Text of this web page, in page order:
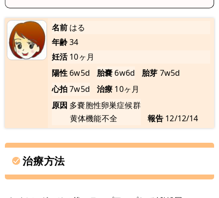
名前 はる
年齢34
妊活 10ヶ月
陽性 6w5d 胎嚢 6w6d 胎芽 7w5d
心拍7w5d 治療 10ヶ月
原因 多嚢胞性卵巣症候群
黄体機能不全
報告 12/12/14
治療方法